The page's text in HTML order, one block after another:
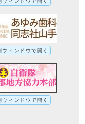
ウィンドウで開く
ウィンドウで開く
ウィンドウで開く